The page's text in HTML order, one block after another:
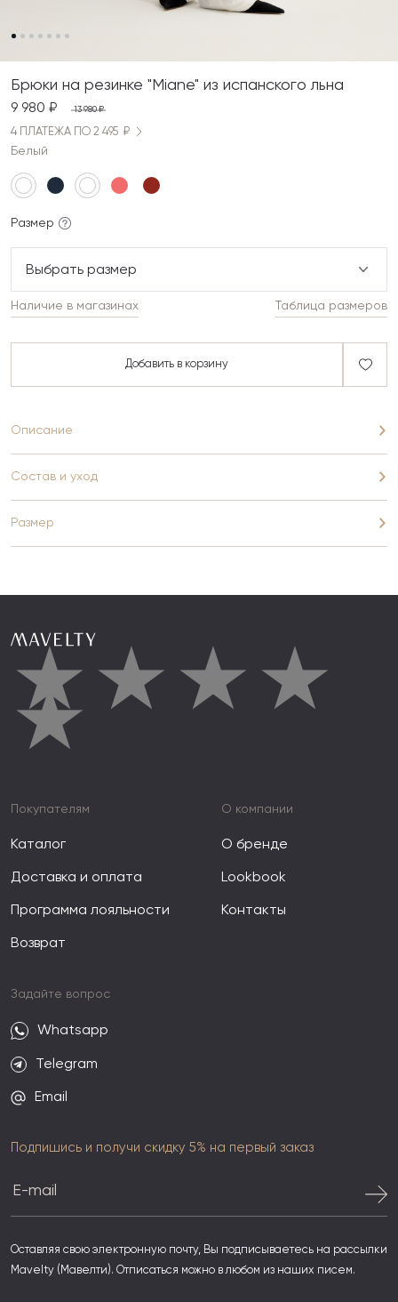
Брюки на резинке "Miane" из испанского льна
9 980 ₽ 13 980 ₽
4 ПЛАТЕЖА ПО 2 495 ₽
Белый
Размер
Выбрать размер
Таблица размеров
Наличие в магазинах
Добавить в корзину
Описание
Состав и уход
Размер
★★★★
★
Подпишись и получи скидку 5% на первый заказ
Оставляя свою электронную почту, Вы подписываетесь на рассылки
Mavelty (Мавелти). Отписаться можно в любом из наших писем.
Покупателям
Каталог
Доставка и оплата
Программа лояльности
Возврат
О компании
О бренде
Lookbook
Контакты
Задайте вопрос
Whatsapp
Telegram
Email